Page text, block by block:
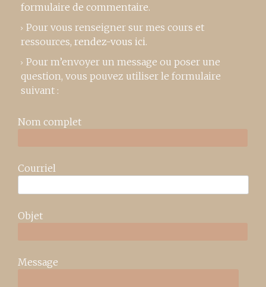
formulaire de commentaire.
Pour vous renseigner sur mes cours et
ressources, rendez-vous ici.
Pour m’envoyer un message ou poser une
question, vous pouvez utiliser le formulaire
suivant :
Nom complet
Courriel
Objet
Message